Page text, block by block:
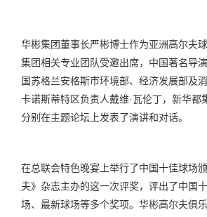
华彬集团董事长严彬博士作为亚洲高尔夫
集团相关专业团队受邀出席，中国著名导
国苏格兰安格斯市环境部、经济发展部及
卡诺斯蒂特区负责人戴维·瓦伦丁，新华都
分别在主题论坛上发表了演讲和对话。
在总联会特色晚宴上举行了中国十佳球场
夫》杂志主办的这一次评奖，评出了中国
场、最新球场等多个奖项。华彬高尔夫俱